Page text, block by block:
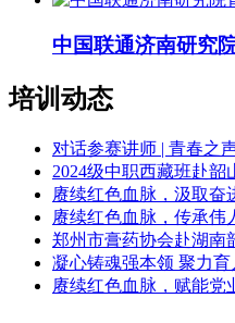
中国联通济南研究
培训动态
对话参赛讲师 | 青春之
2024级中职西藏班赴
赓续红色血脉，汲取
赓续红色血脉，传承
郑州市膏药协会赴湖南
凝心铸魂强本领 聚力
赓续红色血脉，赋能